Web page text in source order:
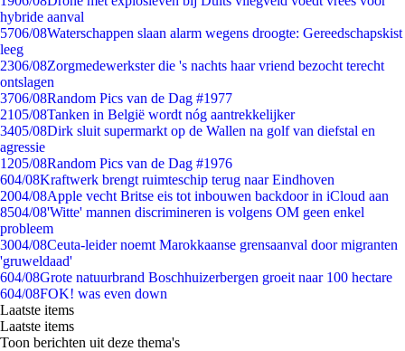
hybride aanval
5706/08Waterschappen slaan alarm wegens droogte: Gereedschapskist
leeg
2306/08Zorgmedewerkster die 's nachts haar vriend bezocht terecht
ontslagen
3706/08Random Pics van de Dag #1977
2105/08Tanken in België wordt nóg aantrekkelijker
3405/08Dirk sluit supermarkt op de Wallen na golf van diefstal en
agressie
1205/08Random Pics van de Dag #1976
604/08Kraftwerk brengt ruimteschip terug naar Eindhoven
2004/08Apple vecht Britse eis tot inbouwen backdoor in iCloud aan
8504/08'Witte' mannen discrimineren is volgens OM geen enkel
probleem
3004/08Ceuta-leider noemt Marokkaanse grensaanval door migranten
'gruweldaad'
604/08Grote natuurbrand Boschhuizerbergen groeit naar 100 hectare
604/08FOK! was even down
Laatste items
Laatste items
Toon berichten uit deze thema's